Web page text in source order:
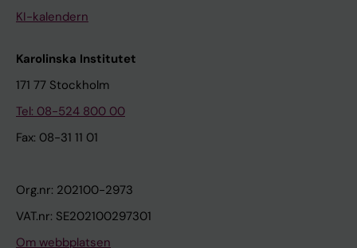
KI-kalendern
Karolinska Institutet
171 77 Stockholm
Tel: 08-524 800 00
Fax: 08-31 11 01
Org.nr: 202100-2973
VAT.nr: SE202100297301
Om webbplatsen